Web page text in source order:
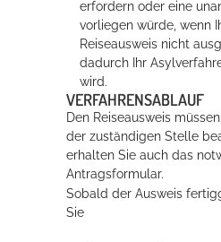
erfordern oder eine
vorliegen würde, wenn
Reiseausweis nicht
dadurch Ihr
wird.
VERFAHRENSABLAUF
Den Reiseausweis
der zuständigen Stelle
erhalten Sie auch das
Antragsformular.
Sobald der Ausweis
Sie